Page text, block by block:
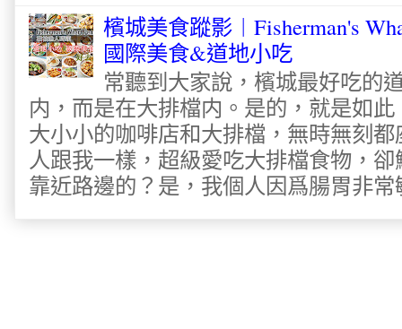
檳城美食蹤影︱Fisherman's
國際美食&道地小吃
常聽到大家說，檳城最好吃的
内，而是在大排檔内。是的，就是如
大小小的咖啡店和大排檔，無時無刻
人跟我一樣，超級愛吃大排檔食物，
靠近路邊的？是，我個人因爲腸胃非